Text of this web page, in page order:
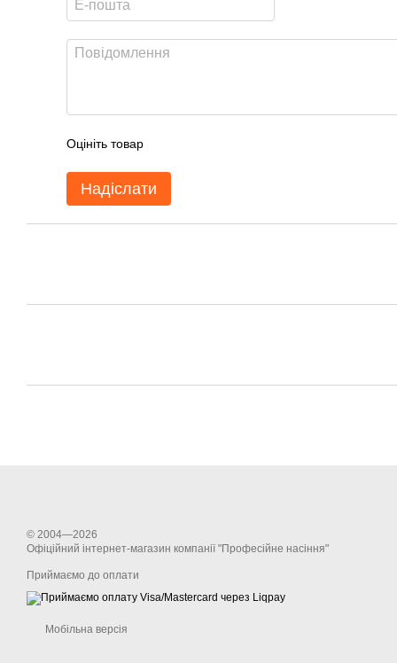
Оцініть товар
Надіслати
© 2004—2026
Офіційний інтернет-магазин компанії "Професійне насіння"
Приймаємо до оплати
Мобільна версія